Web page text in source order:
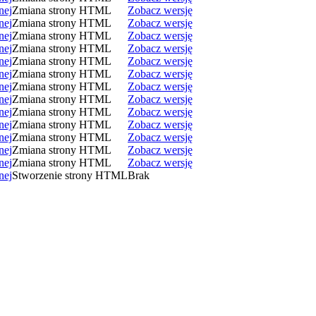
Zmiana strony HTML
Zobacz wersję
Zmiana strony HTML
Zobacz wersję
Zmiana strony HTML
Zobacz wersję
Zmiana strony HTML
Zobacz wersję
Zmiana strony HTML
Zobacz wersję
Zmiana strony HTML
Zobacz wersję
Zmiana strony HTML
Zobacz wersję
Zmiana strony HTML
Zobacz wersję
Zmiana strony HTML
Zobacz wersję
Zmiana strony HTML
Zobacz wersję
Zmiana strony HTML
Zobacz wersję
Zmiana strony HTML
Zobacz wersję
Zmiana strony HTML
Zobacz wersję
Stworzenie strony HTMLBrak